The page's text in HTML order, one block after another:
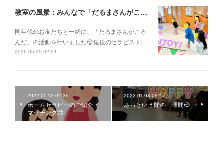
教室の風景：みんなで「だるまさんがころんだ」🎵
同年代のお友だちと一緒に、「だるまさんがころ
んだ」の活動を行いました😊鬼役のセラピスト…
2026.05.25 02:04
2022.01.13 04:35
ホームセラピーのご紹介：
マッチング😊
2022.01.08 09:47
あっという間の一週間😊